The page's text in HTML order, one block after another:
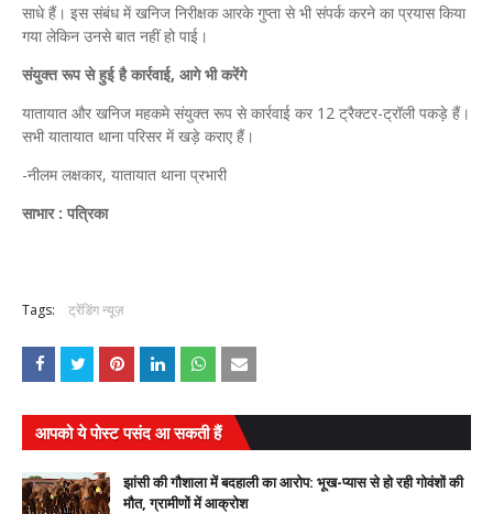
साधे हैं। इस संबंध में खनिज निरीक्षक आरके गुप्ता से भी संपर्क करने का प्रयास किया
गया लेकिन उनसे बात नहीं हो पाई।
संयुक्त रूप से हुई है कार्रवाई, आगे भी करेंगे
यातायात और खनिज महकमे संयुक्त रूप से कार्रवाई कर 12 ट्रैक्टर-ट्रॉली पकड़े हैं।
सभी यातायात थाना परिसर में खड़े कराए हैं।
-नीलम लक्षकार, यातायात थाना प्रभारी
साभार : पत्रिका
Tags: ट्रेंडिंग न्यूज़
आपको ये पोस्ट पसंद आ सकती हैं
झांसी की गौशाला में बदहाली का आरोप: भूख-प्यास से हो रही गोवंशों की
मौत, ग्रामीणों में आक्रोश